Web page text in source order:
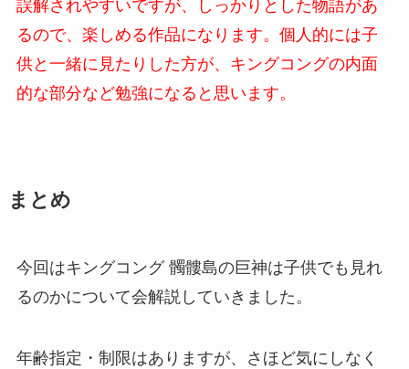
誤解されやすいですが、しっかりとした物語があ
るので、楽しめる作品になります。個人的には子
供と一緒に見たりした方が、キングコングの内面
的な部分など勉強になると思います。
まとめ
今回はキングコング 髑髏島の巨神は子供でも見れ
るのかについて会解説していきました。
年齢指定・制限はありますが、さほど気にしなく